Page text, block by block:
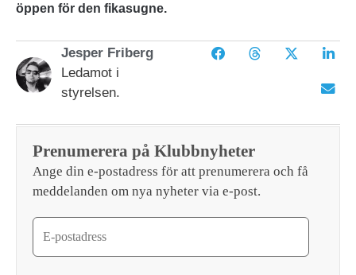
öppen för den fikasugne.
Jesper Friberg
Ledamot i
styrelsen.
Prenumerera på Klubbnyheter
Ange din e-postadress för att prenumerera och få
meddelanden om nya nyheter via e-post.